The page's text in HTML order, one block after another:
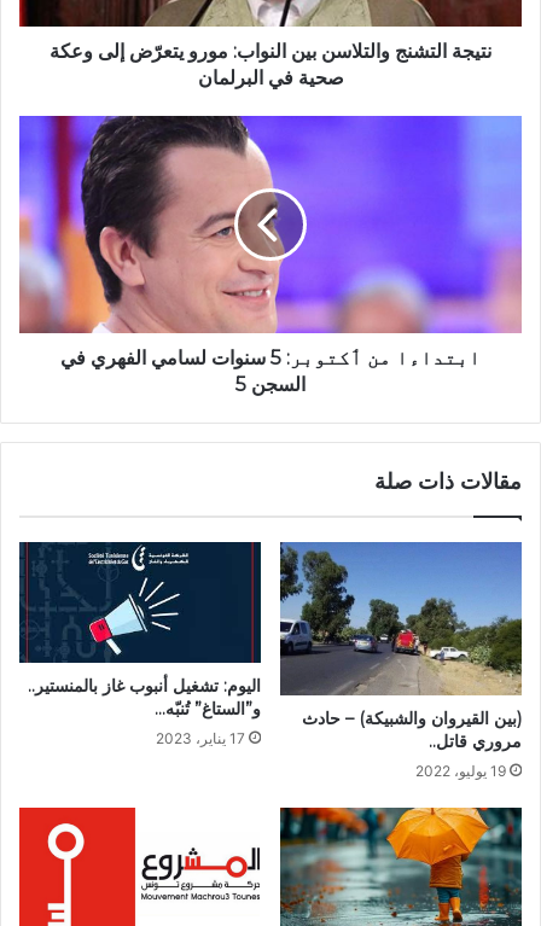
نتيجة التشنج والتلاسن بين النواب: مورو يتعرّض إلى وعكة
صحية في البرلمان
ابتداءا من ٲكتوبر: 5 سنوات لسامي الفهري في
السجن 5
مقالات ذات صلة
(بين القيروان والشبيكة) – حادث
مروري قاتل..
19 يوليو، 2022
اليوم: تشغيل أنبوب غاز بالمنستير..
و”الستاغ” تُنبّه…
17 يناير، 2023